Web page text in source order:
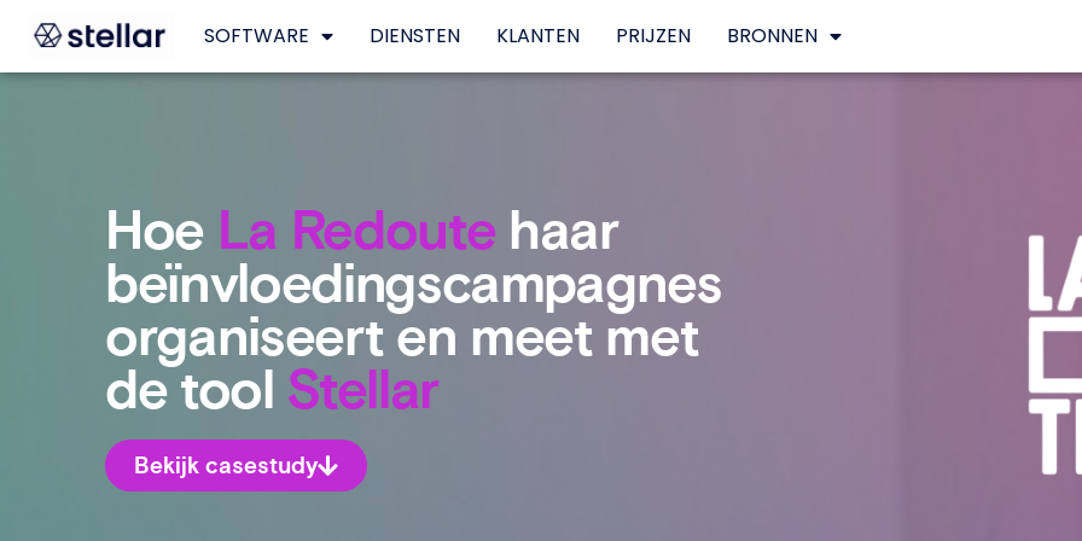
SOFTWARE DIENSTEN KLANTEN PRIJZEN BRONNEN
Hoe La Redoute haar
beïnvloedingscampagnes
organiseert en meet met
de tool Stellar
Bekijk casestudy